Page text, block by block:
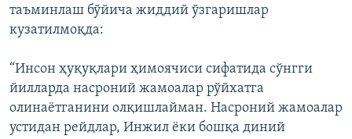
таъминлаш бўйича жиддий ўзгаришлар
кузатилмоқда:
“Инсон ҳуқуқлари ҳимоячиси сифатида сўнгги
йилларда насроний жамоалар рўйхатга
олинаётганини олқишлайман. Насроний жамоалар
устидан рейдлар, Инжил ёки бошқа диний